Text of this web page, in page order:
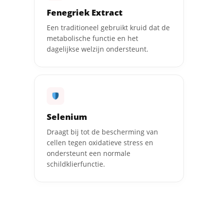
Fenegriek Extract
Een traditioneel gebruikt kruid dat de
metabolische functie en het
dagelijkse welzijn ondersteunt.
Selenium
Draagt bij tot de bescherming van
cellen tegen oxidatieve stress en
ondersteunt een normale
schildklierfunctie.